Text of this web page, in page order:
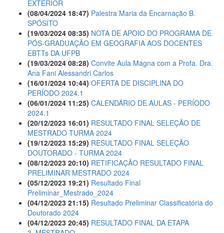
EXTERIOR
(08/04/2024 18:47) Palestra Maria da Encarnação B.
SPÓSITO
(19/03/2024 08:35) NOTA DE APOIO DO PROGRAMA DE
PÓS-GRADUAÇÃO EM GEOGRAFIA AOS DOCENTES
EBTTs DA UFPB
(19/03/2024 08:28) Convite Aula Magna com a Profa. Dra.
Ana Fani Alessandri Carlos
(16/01/2024 10:44) OFERTA DE DISCIPLINA DO
PERÍODO 2024.1
(06/01/2024 11:25) CALENDÁRIO DE AULAS - PERÍODO
2024.1
(20/12/2023 16:01) RESULTADO FINAL SELEÇÃO DE
MESTRADO TURMA 2024
(19/12/2023 15:29) RESULTADO FINAL SELEÇÃO
DOUTORADO - TURMA 2024
(08/12/2023 20:10) RETIFICAÇÃO RESULTADO FINAL
PRELIMINAR MESTRADO 2024
(05/12/2023 19:21) Resultado Final
Preliminar_Mestrado_2024
(04/12/2023 21:15) Resultado Preliminar Classificatória do
Doutorado 2024
(04/12/2023 20:45) RESULTADO FINAL DA ETAPA